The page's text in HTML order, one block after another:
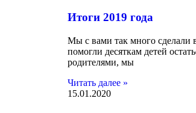
Итоги 2019 года
Мы с вами так много сделали
помогли десяткам детей
родителями, мы
Читать далее »
15.01.2020